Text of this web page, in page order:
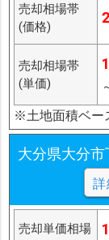
売却相場帯
(価格)
売却相場帯
(単価)
※土地面積ベー
大分県大分
詳
売却単価相場